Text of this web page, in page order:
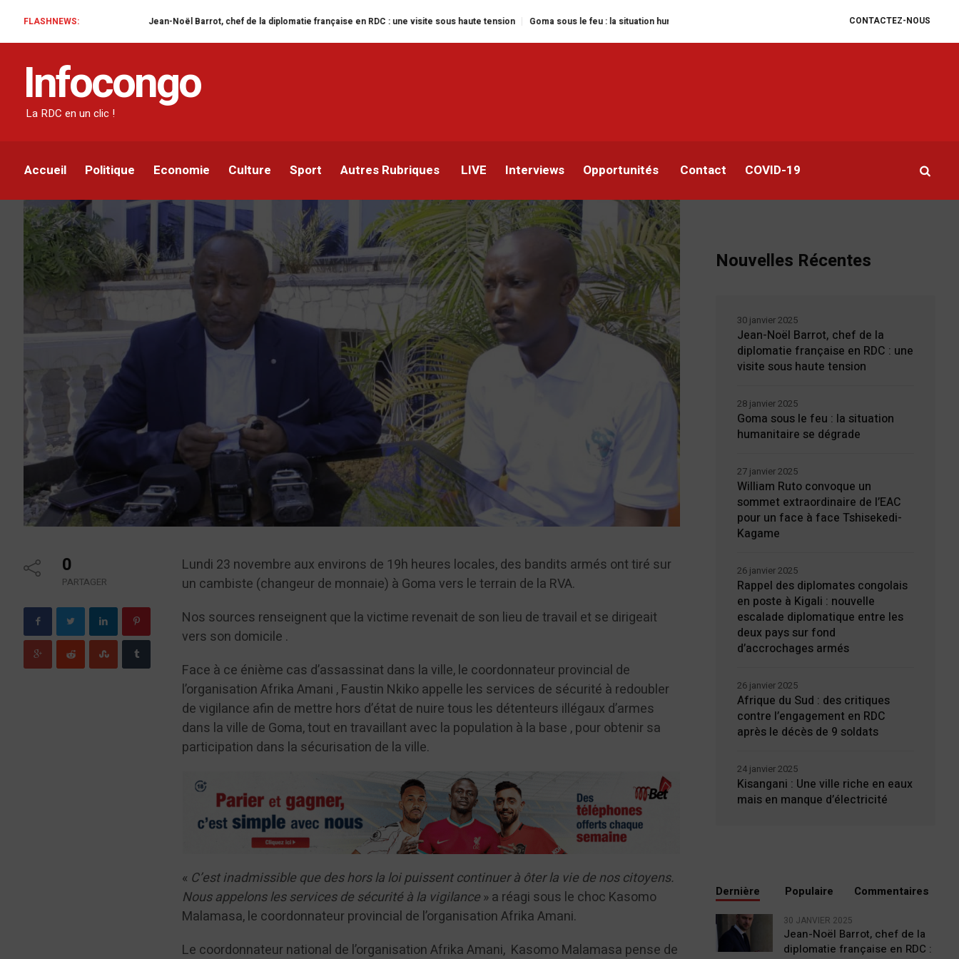
CONTACTEZ-NOUS
FLASHNEWS:Jean-Noël Barrot, chef de la diplomatie française en RDC : une visite sous haute tension Goma sous le feu : la situation humanitaire se dégrade William Ruto convoque un sommet extraordinaire de l’EAC
Infocongo
La RDC en un clic !
Accueil Politique Economie Culture Sport Autres Rubriques LIVE Interviews Opportunités Contact COVID-19
Assassinat d’un cambiste à Goma : Afrika Amani
appelle les services de sécurité à la vigilance
0
PARTAGER
Lundi 23 novembre aux environs de 19h heures locales, des bandits armés ont tiré sur
un cambiste (changeur de monnaie) à Goma vers le terrain de la RVA.
Nos sources renseignent que la victime revenait de son lieu de travail et se dirigeait
vers son domicile .
Face à ce énième cas d’assassinat dans la ville, le coordonnateur provincial de
l’organisation Afrika Amani , Faustin Nkiko appelle les services de sécurité à redoubler
de vigilance afin de mettre hors d’état de nuire tous les détenteurs illégaux d’armes
dans la ville de Goma, tout en travaillant avec la population à la base , pour obtenir sa
participation dans la sécurisation de la ville.
« C’est inadmissible que des hors la loi puissent continuer à ôter la vie de nos citoyens.
Nous appelons les services de sécurité à la vigilance» a réagi sous le choc Kasomo
Malamasa, le coordonnateur provincial de l’organisation Afrika Amani.
Le coordonnateur national de l’organisation Afrika Amani, Kasomo Malamasa pense de
Nouvelles Récentes
Jean-Noël Barrot, chef de la
diplomatie française en RDC : une
visite sous haute tension
30 janvier 2025
Goma sous le feu : la situation
humanitaire se dégrade
28 janvier 2025
William Ruto convoque un
sommet extraordinaire de l’EAC
pour un face à face Tshisekedi-
Kagame
27 janvier 2025
Rappel des diplomates congolais
en poste à Kigali : nouvelle
escalade diplomatique entre les
deux pays sur fond
d’accrochages armés
26 janvier 2025
Afrique du Sud : des critiques
contre l’engagement en RDC
après le décès de 9 soldats
26 janvier 2025
Kisangani : Une ville riche en eaux
mais en manque d’électricité
24 janvier 2025
Dernière Populaire Commentaires
30 JANVIER 2025
Jean-Noël Barrot, chef de la
diplomatie française en RDC :